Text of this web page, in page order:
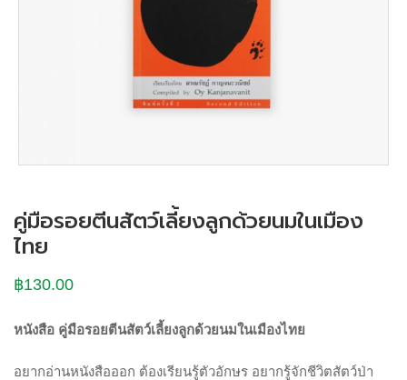
คู่มือรอยตีนสัตว์เลี้ยงลูกด้วยนมในเมือง
ไทย
฿130.00
หนังสือ คู่มือรอยตีนสัตว์เลี้ยงลูกด้วยนมในเมืองไทย
อยากอ่านหนังสือออก ต้องเรียนรู้ตัวอักษร อยากรู้จักชีวิตสัตว์ป่า